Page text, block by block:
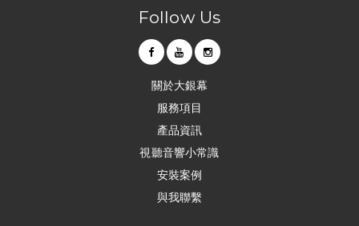
Follow Us
關於大銀幕
服務項目
產品資訊
視聽音響小常識
安裝案例
與我聯繫